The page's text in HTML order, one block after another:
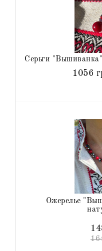
1056
Серьги
Ожерелье